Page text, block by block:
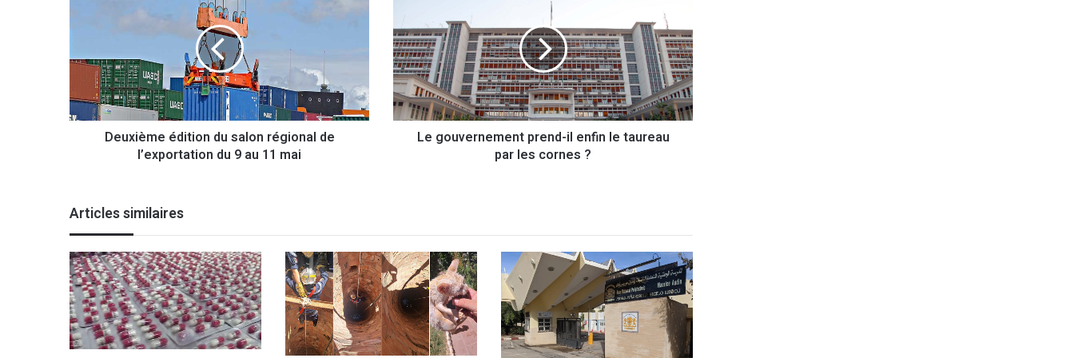
u
e
é
n
d
u
s
a
l
o
n
Deuxième édition du salon régional de
l’exportation du 9 au 11 mai
o
u
v
e
r
n
r
e
n
d
-
i
l
e
Le gouvernement prend-il enfin le taureau
par les cornes ?
Articles similaires